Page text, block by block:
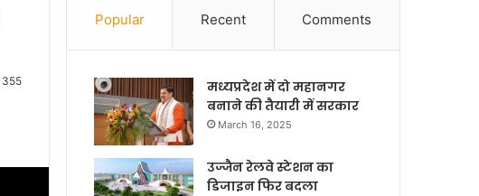
355
Popular Recent Comments
मध्यप्रदेश में दो महानगर
बनाने की तैयारी में सरकार
March 16, 2025
उज्जैन रेलवे स्टेशन का
डिजाइन फिर बदला